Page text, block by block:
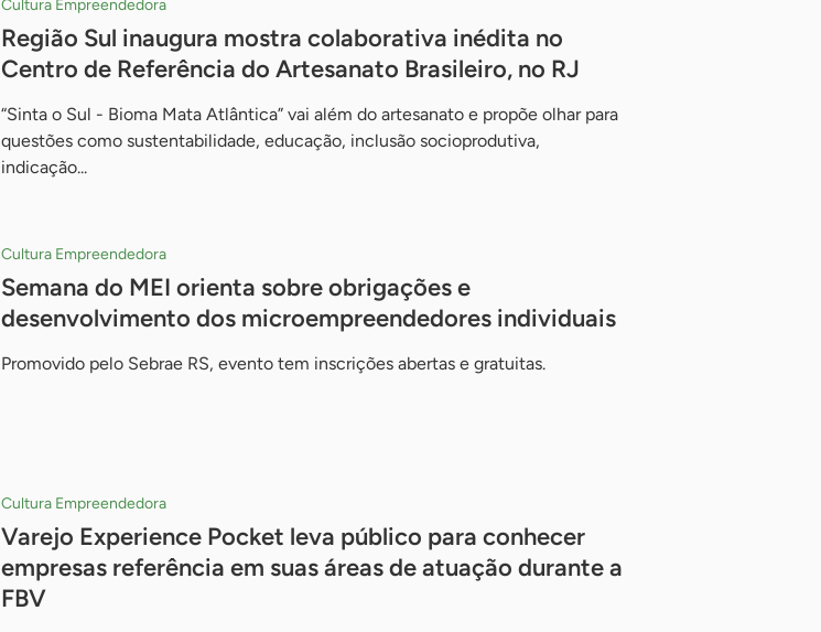
Cultura Empreendedora
Região Sul inaugura mostra colaborativa inédita no
Centro de Referência do Artesanato Brasileiro, no RJ
“Sinta o Sul - Bioma Mata Atlântica” vai além do artesanato e propõe olhar para
questões como sustentabilidade, educação, inclusão socioprodutiva,
indicação...
Cultura Empreendedora
Semana do MEI orienta sobre obrigações e
desenvolvimento dos microempreendedores individuais
Promovido pelo Sebrae RS, evento tem inscrições abertas e gratuitas.
Cultura Empreendedora
Varejo Experience Pocket leva público para conhecer
empresas referência em suas áreas de atuação durante a
FBV